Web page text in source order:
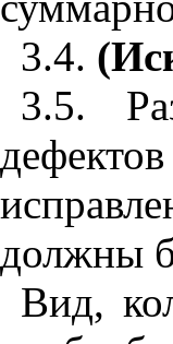
3.4.
3.5.
должны
Вид,